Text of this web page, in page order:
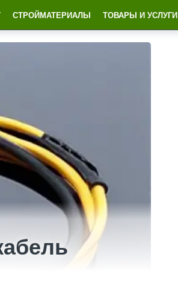
СТРОЙМАТЕРИАЛЫ ТОВАРЫ И УСЛУГИ